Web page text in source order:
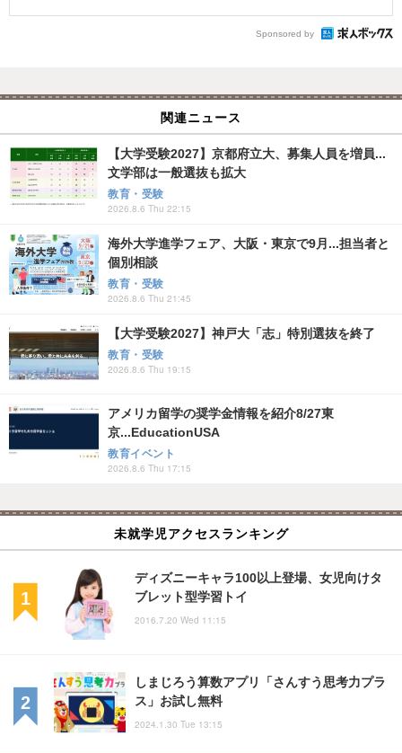
Sponsored by
関連ニュース
【大学受験2027】京都府立大、募集人員を増員...
文学部は一般選抜も拡大
教育・受験
2026.8.6 Thu 22:15
海外大学進学フェア、大阪・東京で9月...担当者と
個別相談
教育・受験
2026.8.6 Thu 21:45
【大学受験2027】神戸大「志」特別選抜を終了
教育・受験
2026.8.6 Thu 19:15
アメリカ留学の奨学金情報を紹介8/27東
京...EducationUSA
教育イベント
2026.8.6 Thu 17:15
未就学児アクセスランキング
ディズニーキャラ100以上登場、女児向けタ
ブレット型学習トイ
2016.7.20 Wed 11:15
しまじろう算数アプリ「さんすう思考力プラ
ス」お試し無料
2024.1.30 Tue 13:15